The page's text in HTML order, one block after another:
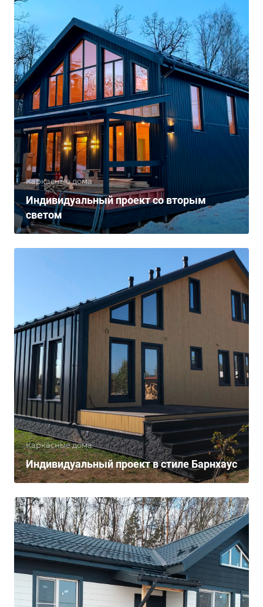
Каркасные дома
Индивидуальный проект со вторым
светом
Каркасные дома
Индивидуальный проект в стиле Барнхаус